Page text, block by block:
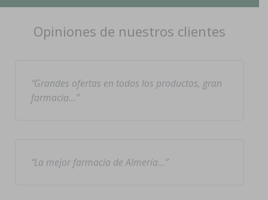
Opiniones de nuestros clientes
Grandes ofertas en todos los productos, gran
farmacia…
La mejor farmacia de Almería…